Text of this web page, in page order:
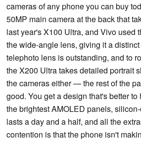
cameras of any phone you can buy
50MP main camera at the back that
last year's X100 Ultra, and Vivo used
the wide-angle lens, giving it a
telephoto lens is outstanding, and to
the X200 Ultra takes detailed portrait
the cameras either — the rest of the
good. You get a design that's better
the brightest AMOLED panels,
lasts a day and a half, and all the
contention is that the phone isn't